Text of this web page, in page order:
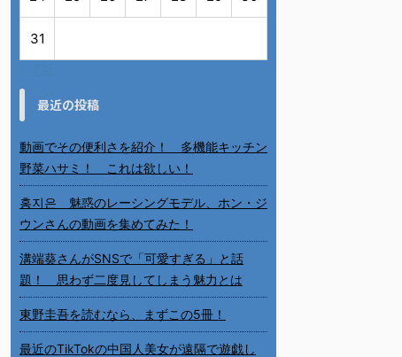
31
最近の投稿
動画でその便利さを紹介！ 多機能キッチン
野菜ハサミ！ これは欲しい！
홍지은 魅惑のレーシングモデル、ホン・ジ
ウンさんの動画を集めてみた！
溝端葵さんがSNSで「可愛すぎる」と話
題！ 思わず二度見してしまう魅力とは
東野圭吾を読むなら、まずこの5冊！
最近のTikTokの中国人美女が遠隔で遊戯し